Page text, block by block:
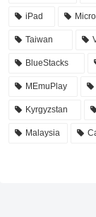
iPad
Taiwan
BlueStacks
MEmuPlay
Kyrgyzstan
Malaysia